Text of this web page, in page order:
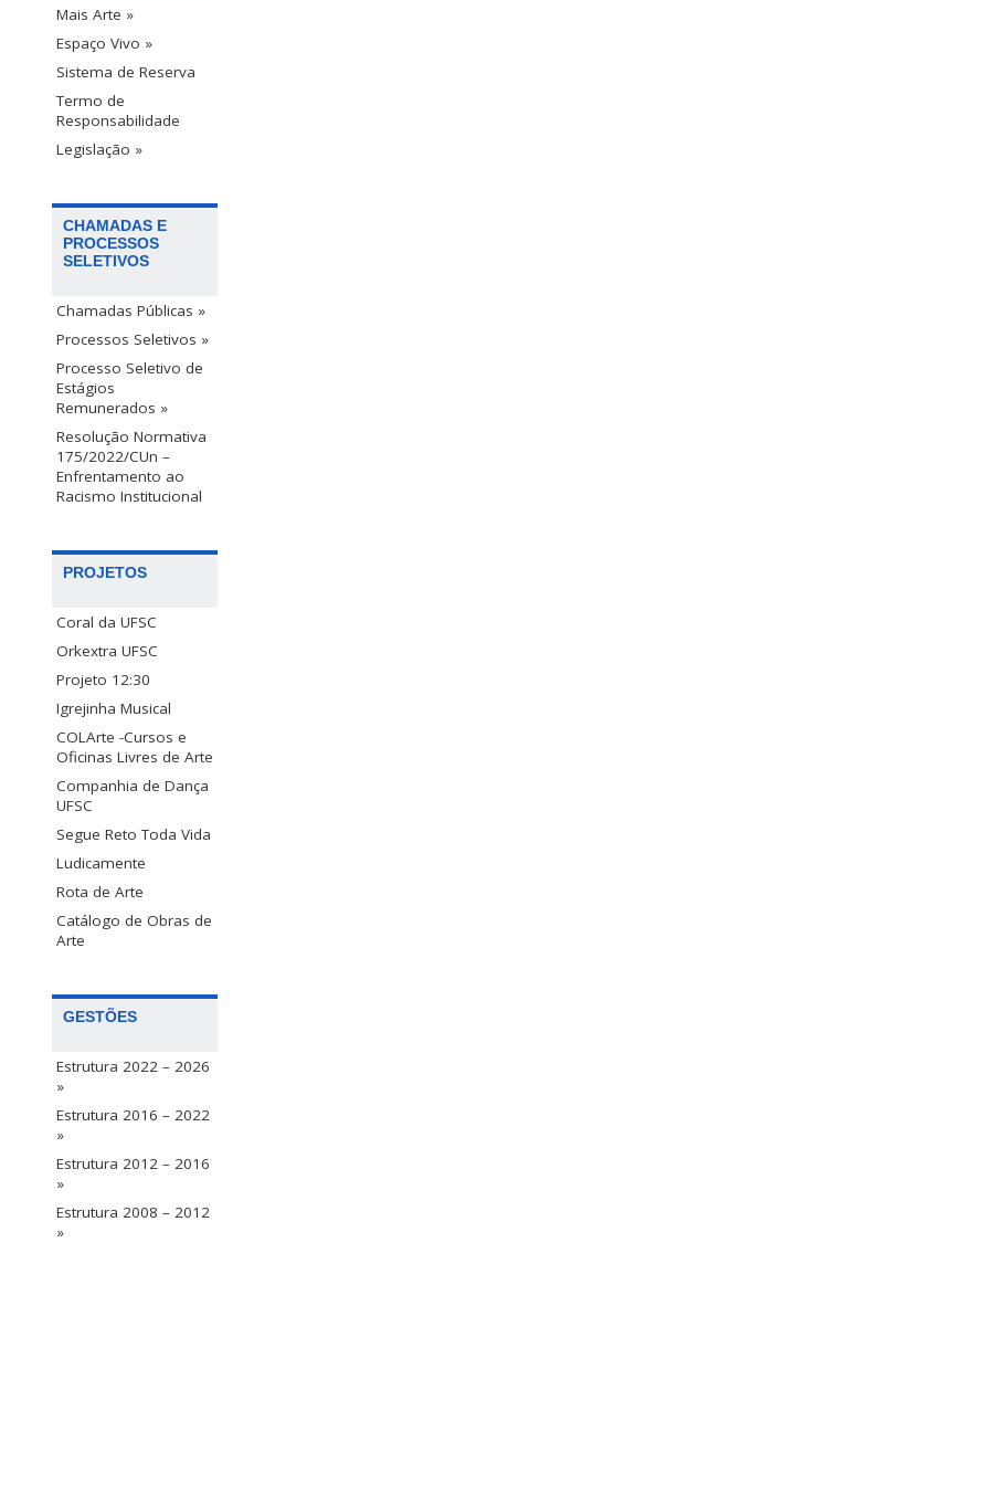
Mais Arte »
Espaço Vivo »
Sistema de Reserva
Termo de
Responsabilidade
Legislação »
CHAMADAS E
PROCESSOS
SELETIVOS
Chamadas Públicas »
Processos Seletivos »
Processo Seletivo de
Estágios
Remunerados »
Resolução Normativa
175/2022/CUn –
Enfrentamento ao
Racismo Institucional
PROJETOS
Coral da UFSC
Orkextra UFSC
Projeto 12:30
Igrejinha Musical
COLArte -Cursos e
Oficinas Livres de Arte
Companhia de Dança
UFSC
Segue Reto Toda Vida
Ludicamente
Rota de Arte
Catálogo de Obras de
Arte
GESTÕES
Estrutura 2022 – 2026
»
Estrutura 2016 – 2022
»
Estrutura 2012 – 2016
»
Estrutura 2008 – 2012
»